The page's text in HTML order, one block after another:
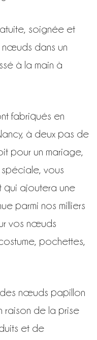
soignée et
nœuds dans un
à la main à
fabriqués en
à deux pas de
pour un mariage,
vous
qui ajoutera une
parmi nos milliers
vos nœuds
pochettes,
des nœuds papillon
raison de la prise
et de